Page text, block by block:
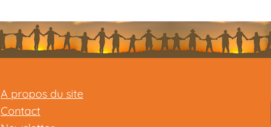
A propos du site
Contact